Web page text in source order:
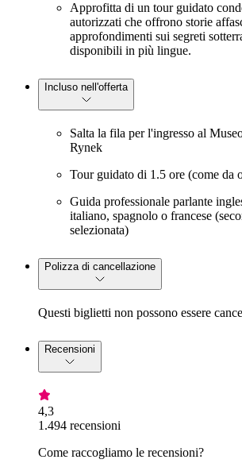
Approfitta di un tour guidato
autorizzati che offrono storie
approfondimenti sui segreti
disponibili in più lingue.
Incluso nell'offerta
Salta la fila per l'ingresso al
Rynek
Tour guidato di 1.5 ore (come da
Guida professionale parlante
italiano, spagnolo o francese
selezionata)
Polizza di cancellazione
Questi biglietti non possono essere
Recensioni
4,3
1.494 recensioni
Come raccogliamo le recensioni?